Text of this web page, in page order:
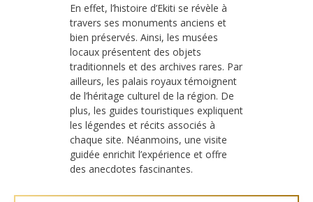
En effet, l’histoire d’Ekiti se révèle à
travers ses monuments anciens et
bien préservés. Ainsi, les musées
locaux présentent des objets
traditionnels et des archives rares. Par
ailleurs, les palais royaux témoignent
de l’héritage culturel de la région. De
plus, les guides touristiques expliquent
les légendes et récits associés à
chaque site. Néanmoins, une visite
guidée enrichit l’expérience et offre
des anecdotes fascinantes.